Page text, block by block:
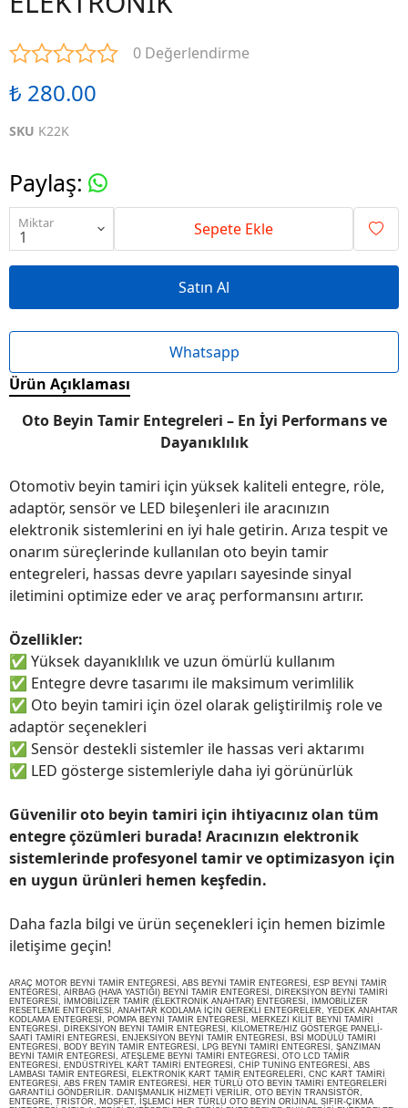
0 Değerlendirme
₺ 280.00
SKU K22K
Paylaş:
Miktar Sepete Ekle
Satın Al
Whatsapp
Ürün Açıklaması
Oto Beyin Tamir Entegreleri – En İyi Performans ve
Dayanıklılık
Otomotiv beyin tamiri için yüksek kaliteli entegre, röle,
adaptör, sensör ve LED bileşenleri ile aracınızın
elektronik sistemlerini en iyi hale getirin. Arıza tespit ve
onarım süreçlerinde kullanılan oto beyin tamir
entegreleri, hassas devre yapıları sayesinde sinyal
iletimini optimize eder ve araç performansını artırır.
Özellikler:
✅ Yüksek dayanıklılık ve uzun ömürlü kullanım
✅ Entegre devre tasarımı ile maksimum verimlilik
✅ Oto beyin tamiri için özel olarak geliştirilmiş role ve
adaptör seçenekleri
✅ Sensör destekli sistemler ile hassas veri aktarımı
✅ LED gösterge sistemleriyle daha iyi görünürlük
Güvenilir oto beyin tamiri için ihtiyacınız olan tüm
entegre çözümleri burada! Aracınızın elektronik
sistemlerinde profesyonel tamir ve optimizasyon için
en uygun ürünleri hemen keşfedin.
Daha fazla bilgi ve ürün seçenekleri için hemen bizimle
iletişime geçin!
ARAÇ MOTOR BEYNİ TAMİR ENTEGRESİ, ABS BEYNİ TAMİR ENTEGRESİ, ESP BEYNİ TAMİR
ENTEGRESİ, AİRBAG (HAVA YASTIĞI) BEYNİ TAMİR ENTEGRESİ, DİREKSİYON BEYNİ TAMİRİ
ENTEGRESİ, İMMOBİLİZER TAMİR (ELEKTRONİK ANAHTAR) ENTEGRESİ, İMMOBİLİZER
RESETLEME ENTEGRESİ, ANAHTAR KODLAMA İÇİN GEREKLİ ENTEGRELER, YEDEK ANAHTAR
KODLAMA ENTEGRESİ, POMPA BEYNİ TAMİR ENTEGRESİ, MERKEZİ KİLİT BEYNİ TAMİRİ
ENTEGRESİ, DİREKSİYON BEYNİ TAMİR ENTEGRESİ, KİLOMETRE/HIZ GÖSTERGE PANELİ-
SAATİ TAMİRİ ENTEGRESİ, ENJEKSİYON BEYNİ TAMİR ENTEGRESİ, BSİ MODÜLÜ TAMİRİ
ENTEGRESİ, BODY BEYİN TAMİR ENTEGRESİ, LPG BEYNİ TAMİRİ ENTEGRESİ, ŞANZIMAN
BEYNİ TAMİR ENTEGRESİ, ATEŞLEME BEYNİ TAMİRİ ENTEGRESİ, OTO LCD TAMİR
ENTEGRESİ, ENDÜSTRİYEL KART TAMİRİ ENTEGRESİ, CHİP TUNİNG ENTEGRESİ, ABS
LAMBASI TAMİR ENTEGRESİ, ELEKTRONİK KART TAMİR ENTEGRELERİ, CNC KART TAMİRİ
ENTEGRESİ, ABS FREN TAMİR ENTEGRESİ, HER TÜRLÜ OTO BEYİN TAMİRİ ENTEGRELERİ
GARANTİLİ GÖNDERİLİR. DANIŞMANLIK HİZMETİ VERİLİR, OTO BEYİN TRANSİSTÖR,
ENTEGRE, TRİSTÖR, MOSFET, İŞLEMCİ HER TÜRLÜ OTO BEYİN ORİJİNAL SIFIR-ÇIKMA